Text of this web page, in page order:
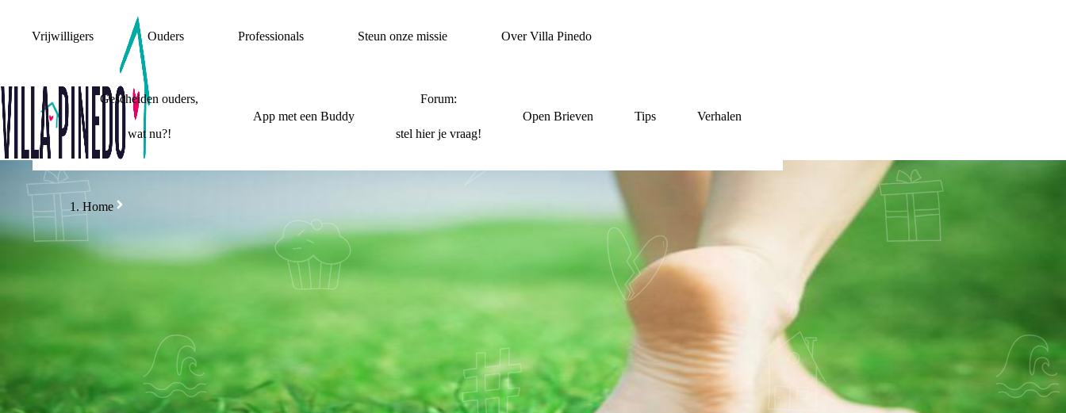
Vrijwilligers Ouders Professionals Steun onze missie Over Villa Pinedo
Gescheiden ouders,
wat nu?!
App met een Buddy
Forum:
stel hier je vraag!
Open Brieven Tips Verhalen
Home
VILLA'S 50 - ‘ALL GOOD THINGS COME TO AN END’